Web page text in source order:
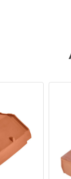
найвищої
компанія є
продукцію
офіс
Німеччині»,